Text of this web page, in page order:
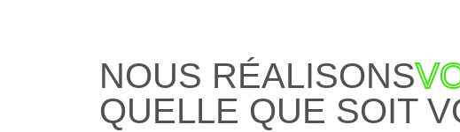
NOUS RÉALISONS
QUELLE QUE SOIT